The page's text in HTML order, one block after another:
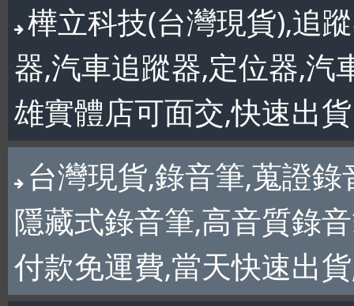
樺立科技(台灣現貨),追
器,汽車追蹤器,定位器,汽
雄實體店可面交,快速出貨
台灣現貨,錄音筆,蒐證
隱藏式錄音筆,高音質錄
付款免運費,當天快速出